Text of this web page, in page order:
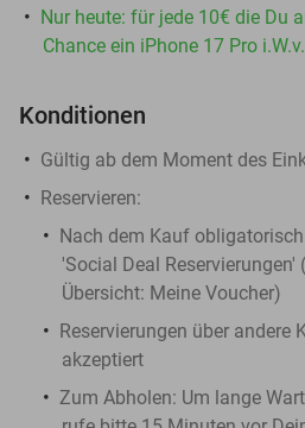
Nur heute: für jede 10€ die Du
Chance ein iPhone 17 Pro
Konditionen
Gültig ab dem Moment des
Reservieren:
Nach dem Kauf obligatorisch
'Social Deal Reservierungen'
Übersicht: Meine Voucher)
Reservierungen über andere
akzeptiert
Zum Abholen: Um lange